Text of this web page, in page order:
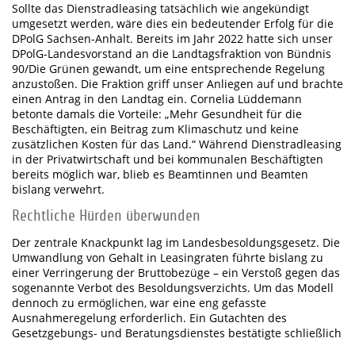
Sollte das Dienstradleasing tatsächlich wie angekündigt
umgesetzt werden, wäre dies ein bedeutender Erfolg für die
DPolG Sachsen-Anhalt. Bereits im Jahr 2022 hatte sich unser
DPolG-Landesvorstand an die Landtagsfraktion von Bündnis
90/Die Grünen gewandt, um eine entsprechende Regelung
anzustoßen. Die Fraktion griff unser Anliegen auf und brachte
einen Antrag in den Landtag ein. Cornelia Lüddemann
betonte damals die Vorteile: „Mehr Gesundheit für die
Beschäftigten, ein Beitrag zum Klimaschutz und keine
zusätzlichen Kosten für das Land.“ Während Dienstradleasing
in der Privatwirtschaft und bei kommunalen Beschäftigten
bereits möglich war, blieb es Beamtinnen und Beamten
bislang verwehrt.
Rechtliche Hürden überwunden
Der zentrale Knackpunkt lag im Landesbesoldungsgesetz. Die
Umwandlung von Gehalt in Leasingraten führte bislang zu
einer Verringerung der Bruttobezüge – ein Verstoß gegen das
sogenannte Verbot des Besoldungsverzichts. Um das Modell
dennoch zu ermöglichen, war eine eng gefasste
Ausnahmeregelung erforderlich. Ein Gutachten des
Gesetzgebungs- und Beratungsdienstes bestätigte schließlich